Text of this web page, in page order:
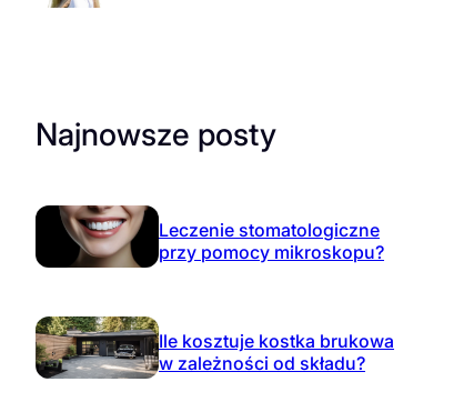
Najnowsze posty
Leczenie stomatologiczne
przy pomocy mikroskopu?
Ile kosztuje kostka brukowa
w zależności od składu?